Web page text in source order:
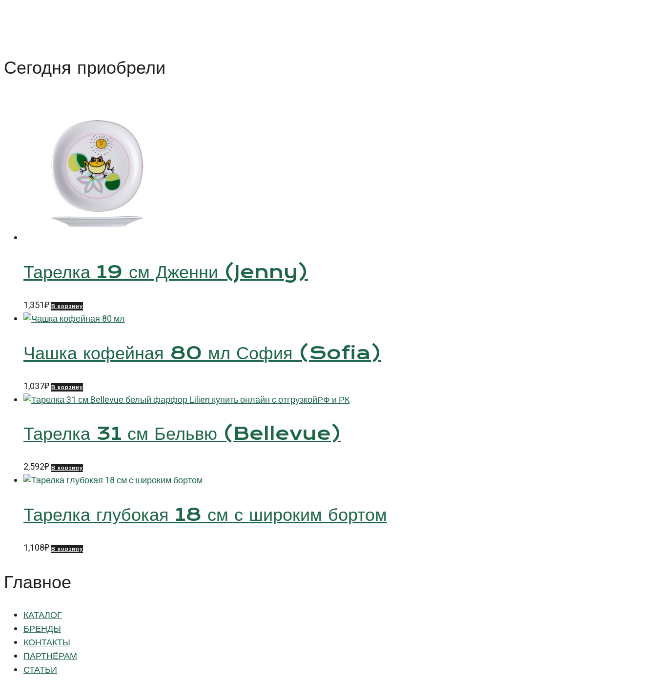
Сегодня приобрели
Тарелка 19 см Дженни (Jenny)
1,351₽ В корзину
Чашка кофейная 80 мл София (Sofia)
1,037₽ В корзину
Тарелка 31 см Бельвю (Bellevue)
2,592₽ В корзину
Тарелка глубокая 18 см с широким бортом
1,108₽ В корзину
Главное
КАТАЛОГ
БРЕНДЫ
КОНТАКТЫ
ПАРТНЁРАМ
СТАТЬИ